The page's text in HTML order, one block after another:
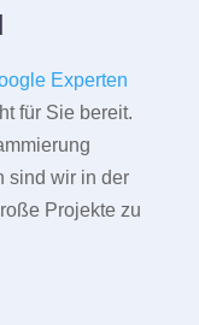
Experten
für Sie bereit.
sind wir in der
Projekte zu